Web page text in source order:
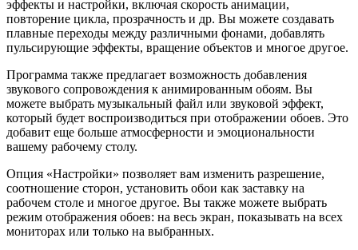
эффекты и настройки, включая скорость анимации,
повторение цикла, прозрачность и др. Вы можете создавать
плавные переходы между различными фонами, добавлять
пульсирующие эффекты, вращение объектов и многое другое.
Программа также предлагает возможность добавления
звукового сопровождения к анимированным обоям. Вы
можете выбрать музыкальный файл или звуковой эффект,
который будет воспроизводиться при отображении обоев. Это
добавит еще больше атмосферности и эмоциональности
вашему рабочему столу.
Опция «Настройки» позволяет вам изменить разрешение,
соотношение сторон, установить обои как заставку на
рабочем столе и многое другое. Вы также можете выбрать
режим отображения обоев: на весь экран, показывать на всех
мониторах или только на выбранных.